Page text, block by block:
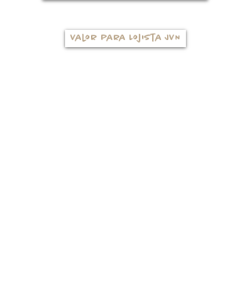
Valor para Lojista JVN